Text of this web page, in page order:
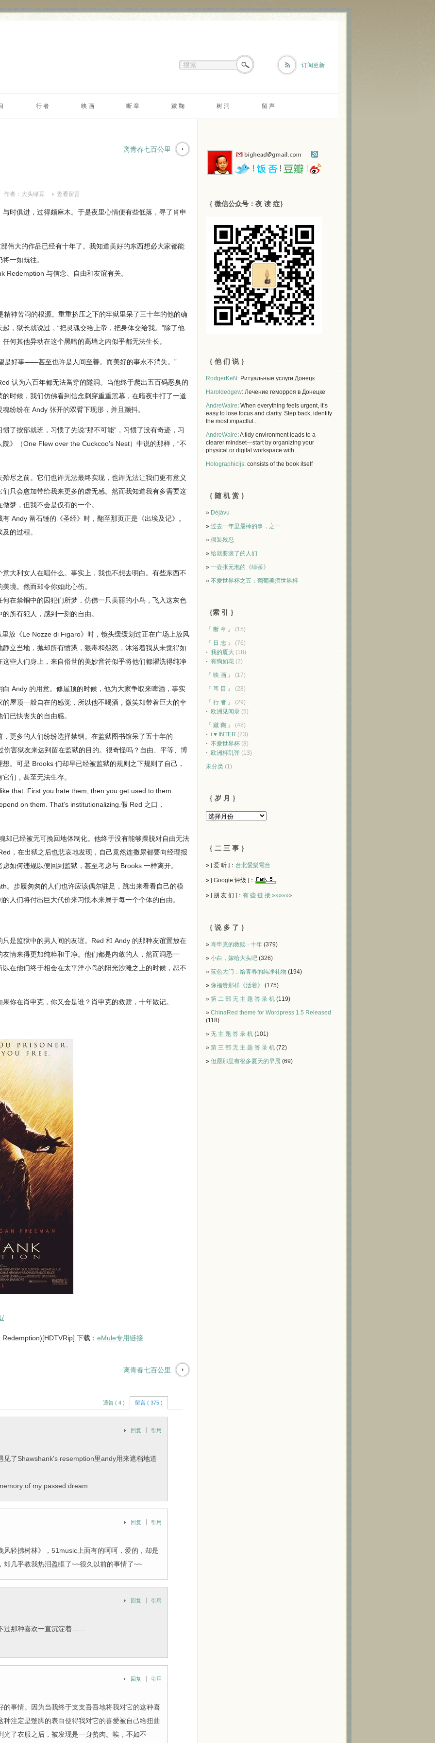
订阅更新
行 者 映 画 断 章 蹴 鞠 树 洞 留 声
离青春七百公里
作者： 大头绿豆 查看留言
俱进，过得颇麻木。于是夜里心情便有些低落，寻了肖申
大的作品已经有十年了。我知道美好的东西想必大家都能
一如既往。
与信念、自由和友谊有关。
苦闷的根源。重重挤压之下的牢狱里呆了三十年的他的确
，狱长就说过，“把灵魂交给上帝，把身体交给我。”除了他
何其他异动在这个黑暗的高墙之内似乎都无法生长。
好事——甚至也许是人间至善。而美好的事永不消失。”
为六百年都无法凿穿的隧洞。当他终于爬出五百码恶臭的
时候，我们仿佛看到信念刺穿重重黑幕，在暗夜中打了一道
纷纷在 Andy 张开的双臂下现形，并且颤抖。
按部就班，习惯了先说“那不可能”，习惯了没有奇迹，习
》（One Flew over the Cuckcoo’s Nest）中说的那样，“不
之前。它们也许无法最终实现，也许无法让我们更有意义
只会愈加带给我来更多的虚无感。然而我知道我有多需要这
梦，但我不会是仅有的一个。
凿石锤的《圣经》时，翻至那页正是《出埃及记》。
的过程。
利女人在唱什么。事实上，我也不想去明白。有些东西不
境。然而却令你如此心伤。
禁锢中的囚犯们所梦，仿佛一只美丽的小鸟，飞入这灰色
所有犯人，感到一刻的自由。
《Le Nozze di Figaro》时，镜头缓缓划过正在广场上放风
立当地，抛却所有愤懑，狠毒和怨怒，沐浴着我从未觉得如
些人们身上，来自俗世的美妙音符似乎将他们都濯洗得纯净
的用意。修屋顶的时候，他为大家争取来啤酒，事实
屋顶一般自在的感觉，所以他不喝酒，微笑却带着巨大的幸
已快丧失的自由感。
多的人们纷纷选择禁锢。在监狱图书馆呆了五十年的
害狱友来达到留在监狱的目的。很奇怪吗？自由、平等、博
。可是 Brooks 们却早已经被监狱的规则之下规则了自己，
们，甚至无法生存。
First you hate them, then you get used to them.
on them. That’s institutionalizing.假 Red 之口，
已经被无可挽回地体制化。他终于没有能够摆脱对自由无法
，在出狱之后也悲哀地发现，自己竟然连撒尿都要向经理报
如何违规以便回到监狱，甚至考虑与 Brooks 一样离开。
步履匆匆的人们也许应该偶尔驻足，跳出来看看自己的模
人们将付出巨大代价来习惯本来属于每一个个体的自由。
监狱中的男人间的友谊。Red 和 Andy 的那种友谊置放在
情来得更加纯粹和干净。他们都是内敛的人，然而洞悉一
在他们终于相会在太平洋小岛的阳光沙滩之上的时候，忍不
在肖申克，你又会是谁？肖申克的救赎，十年散记。
下载： eMule专用链接
离青春七百公里
通告 ( 4 ) 留言 ( 375 )
回复 引用
了Shawshank’s resemption里andy用来遮档地道
of my passed dream
回复 引用
风轻拂树林》，51music上面有的呵呵，爱的，却是
却几乎教我热泪盈眶了~~很久以前的事情了~~
回复 引用
过那种喜欢一直沉淀着……
回复 引用
的事情。因为当我终于支支吾吾地将我对它的这种喜
注定是蹩脚的表白使得我对它的喜爱被自己给扭曲
光了衣服之后，被发现是一身赘肉。唉，不如不
┆ ┆ ┆
｛ 微信公众号：夜 读 症｝
｛ 他 们 说 ｝
RodgerKeN : Ритуальные услуги Донецк
Haroldedgew: Лечение геморроя в Донецке
AndreWaire: When everything feels urgent, it’s
easy to lose focus and clarity. Step back, identify
the most impactful...
AndreWaire: A tidy environment leads to a
clearer mindset—start by organizing your
physical or digital workspace with...
Holographicljs: consists of the book itself
｛ 随 机 赏 ｝
» Déjàvu
» 过去一年里最棒的事，之一
» 假装残忍
» 给就要滚了的人们
» 一壶张元泡的《绿茶》
» 不爱世界杯之五：葡萄美酒世界杯
｛索 引 ｝
『 断 章 』
(15)
『 日 志 』
(76)
我的厦大 (18)
有狗如花 (2)
『 映 画 』
(17)
『 耳 目 』
(28)
『 行 者 』
(29)
欧洲见闻录 (5)
『 蹴 鞠 』
(48)
i ♥ INTER (23)
不爱世界杯 (8)
欧洲杯乱弹 (13)
未分类 (1)
｛ 岁 月 ｝
｛ 二 三 事 ｝
» [ 爱 听 ]： 台北愛樂電台
» [ Google 评级 ]：
» [ 朋 友 们 ]： 有 些 链 接 »»»»»»
｛ 说 多 了 ｝
» 肖申克的救赎 · 十年 (379)
» 小白，嫁给大头吧 (326)
» 蓝色大门：给青春的纯净礼物 (194)
» 像福贵那样《活着》
(175)
» 第 二 部 无 主 题 答 录 机 (119)
» ChinaRed theme for Wordpress 1.5 Released
(118)
» 无 主 题 答 录 机 (101)
» 第 三 部 无 主 题 答 录 机 (72)
» 但愿那里有很多夏天的早晨 (69)